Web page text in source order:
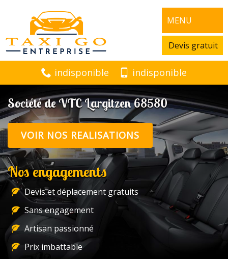
MENU
Devis gratuit
indisponible indisponible
Société de VTC Largitzen 68580
VOIR NOS REALISATIONS
Nos engagements
Devis et déplacement gratuits
Sans engagement
Artisan passionné
Prix imbattable